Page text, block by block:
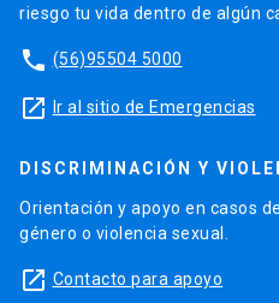
riesgo tu vida dentro de algún
phone (56)95504 5000
launch Ir al sitio de Emergencias
DISCRIMINACIÓN Y
Orientación y apoyo en casos
género o violencia sexual.
launch Contacto para apoyo